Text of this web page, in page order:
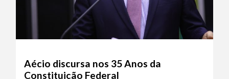
Aécio discursa nos 35 Anos da
Constituição Federal